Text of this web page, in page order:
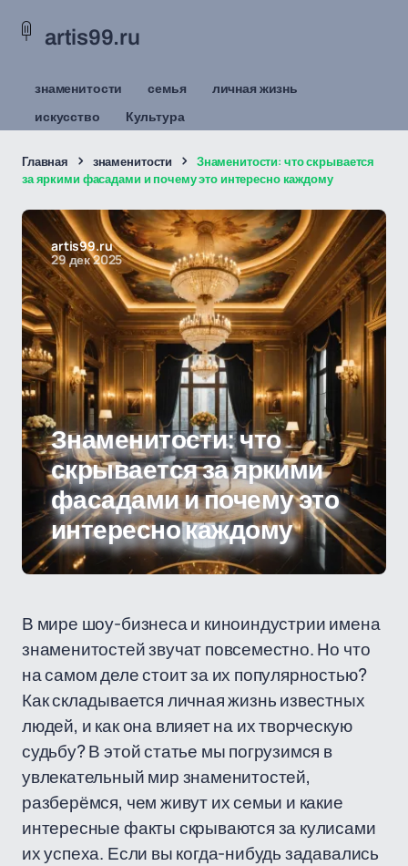
artis99.ru
знаменитости семья
личная жизнь
искусство
Культура
Главная знаменитости
Знаменитости: что скрывается
за яркими фасадами и почему это интересно каждому
artis99.ru
29 дек 2025
Знаменитости: что
скрывается за яркими
фасадами и почему это
интересно каждому
В мире шоу-бизнеса и киноиндустрии имена
знаменитостей звучат повсеместно. Но что
на самом деле стоит за их популярностью?
Как складывается личная жизнь известных
людей, и как она влияет на их творческую
судьбу? В этой статье мы погрузимся в
увлекательный мир знаменитостей,
разберёмся, чем живут их семьи и какие
интересные факты скрываются за кулисами
их успеха. Если вы когда-нибудь задавались